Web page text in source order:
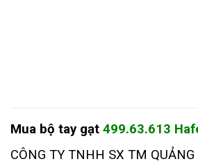
Mua bộ tay gạt 499.63.613
CÔNG TY TNHH SX TM